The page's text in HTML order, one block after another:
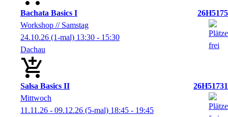
Bachata Basics I
26H5175
Workshop // Samstag
24.10.26 (1-mal) 13:30 - 15:30
Dachau
Salsa Basics II
26H51731
Mittwoch
11.11.26 - 09.12.26 (5-mal) 18:45 - 19:45